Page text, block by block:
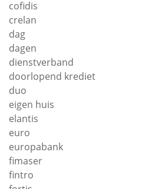
cofidis
crelan
dag
dagen
dienstverband
doorlopend krediet
duo
eigen huis
elantis
euro
europabank
fimaser
fintro